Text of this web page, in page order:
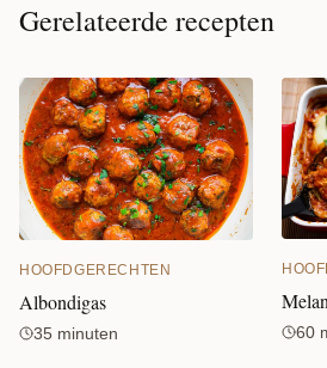
Gerelateerde recepten
HOOFDGERECHTEN
Albondigas
35 minuten 60